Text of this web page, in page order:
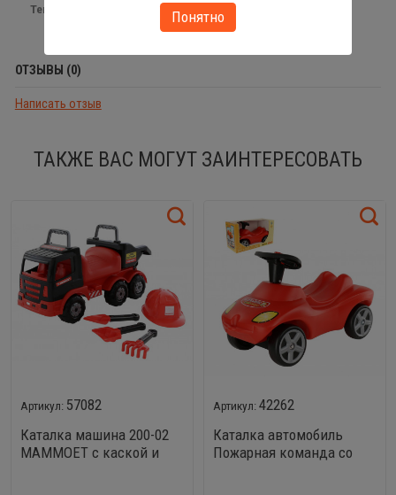
Теги:
ОТЗЫВЫ (0)
Написать отзыв
ТАКЖЕ ВАС МОГУТ ЗАИНТЕРЕСОВАТЬ
57082
Каталка машина 200-02
MAMMOET с каской и
42262
Каталка автомобиль
Пожарная команда со
Понятно